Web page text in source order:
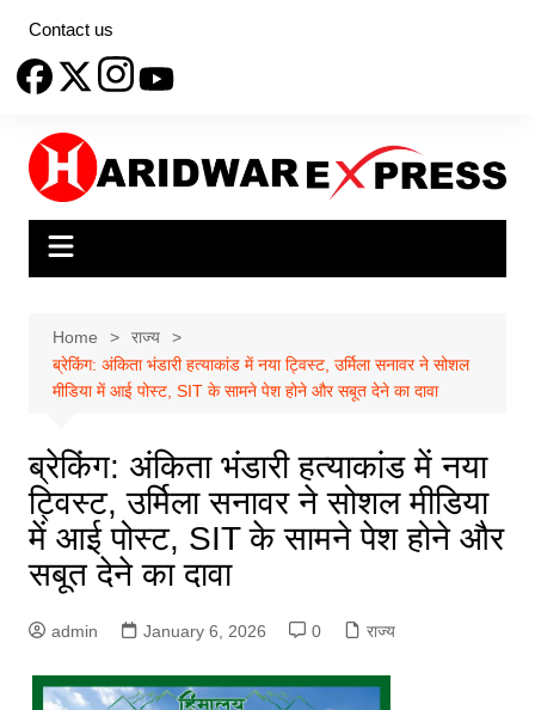
content
Contact us
Home
राज्य
ब्रेकिंग: अंकिता भंडारी हत्याकांड में नया ट्विस्ट, उर्मिला सनावर ने सोशल
मीडिया में आई पोस्ट, SIT के सामने पेश होने और सबूत देने का दावा
ब्रेकिंग: अंकिता भंडारी हत्याकांड में नया
ट्विस्ट, उर्मिला सनावर ने सोशल मीडिया
में आई पोस्ट, SIT के सामने पेश होने और
सबूत देने का दावा
admin January 6, 2026 0 राज्य